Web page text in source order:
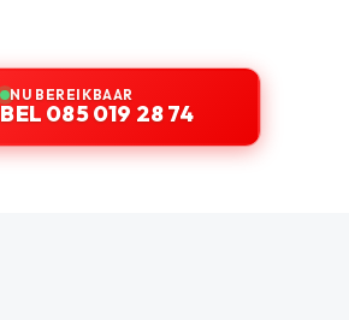
NU BEREIKBAAR
BEL 085 019 28 74